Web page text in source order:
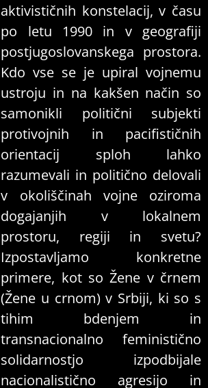
aktivističnih konstelacij, v času
po letu 1990 in v geografiji
postjugoslovanskega prostora.
Kdo vse se je upiral vojnemu
ustroju in na kakšen način so
samonikli politični subjekti
protivojnih in pacifističnih
orientacij sploh lahko
razumevali in politično delovali
v okoliščinah vojne oziroma
dogajanjih v lokalnem
prostoru, regiji in svetu?
Izpostavljamo konkretne
primere, kot so Žene v črnem
(Žene u crnom) v Srbiji, ki so s
tihim bdenjem in
transnacionalno feministično
solidarnostjo izpodbijale
nacionalistično agresijo in